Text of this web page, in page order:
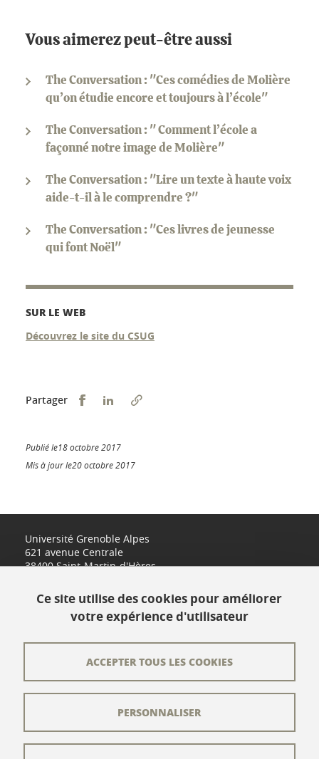
Vous aimerez peut-être aussi
The Conversation : "Ces comédies de Molière
qu’on étudie encore et toujours à l’école"
The Conversation : " Comment l’école a
façonné notre image de Molière"
The Conversation : "Lire un texte à haute voix
aide-t-il à le comprendre ?"
The Conversation : "Ces livres de jeunesse
qui font Noël"
SUR LE WEB
Découvrez le site du CSUG
Partager Partager sur Facebook
Partager sur LinkedIn
Publié le18 octobre 2017
Mis à jour le20 octobre 2017
Université Grenoble Alpes
621 avenue Centrale
38400 Saint-Martin-d'Hères
L'équipe éditoriale
Crédits
Ce site utilise des cookies pour améliorer
votre expérience d'utilisateur
ACCEPTER TOUS LES COOKIES
PERSONNALISER